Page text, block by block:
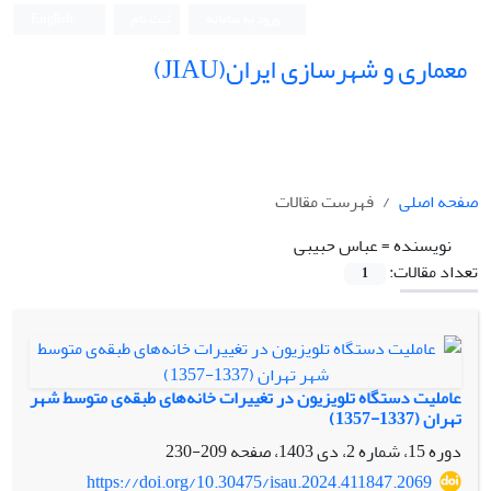
معماری و شهرسازی ایران(JIAU)
صفحه اصلی
فهرست مقالات
نویسنده =عباس حبیبی
تعداد مقالات:
1
عاملیت دستگاه تلویزیون در تغییرات خانه‏‌های طبقه‌‏ی متوسط شهر
تهران (1337-1357)
دوره 15، شماره 2، دی 1403، صفحه
209-230
https://doi.org/10.30475/isau.2024.411847.2069